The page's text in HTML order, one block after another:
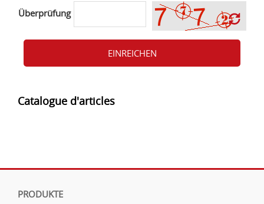
Überprüfung
EINREICHEN
Catalogue d'articles
PRODUKTE